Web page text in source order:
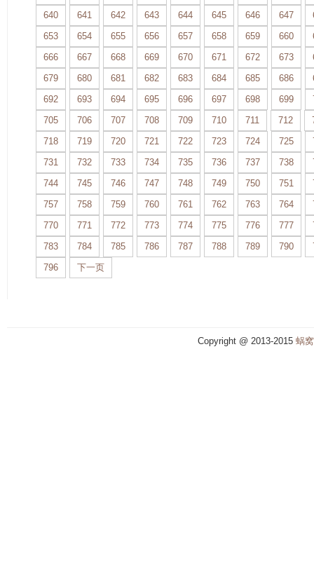
640
641 642 643 644 645 646 647
653
654 655 656 657 658 659 660
666
667 668 669 670 671 672 673
679
680 681 682 683 684 685 686
692
693 694 695 696 697 698 699
705
706 707 708 709 710 711 712
718
719 720 721 722 723 724 725
731
732 733 734 735 736 737 738
744
745 746 747 748 749 750 751
757
758 759 760 761 762 763 764
770
771 772 773 774 775 776 777
783
784 785 786 787 788 789 790
796
下一页
Copyright @ 2013-2015 蜗